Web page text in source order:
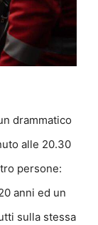
drammatico
alle 20.30
persone:
anni ed un
sulla stessa